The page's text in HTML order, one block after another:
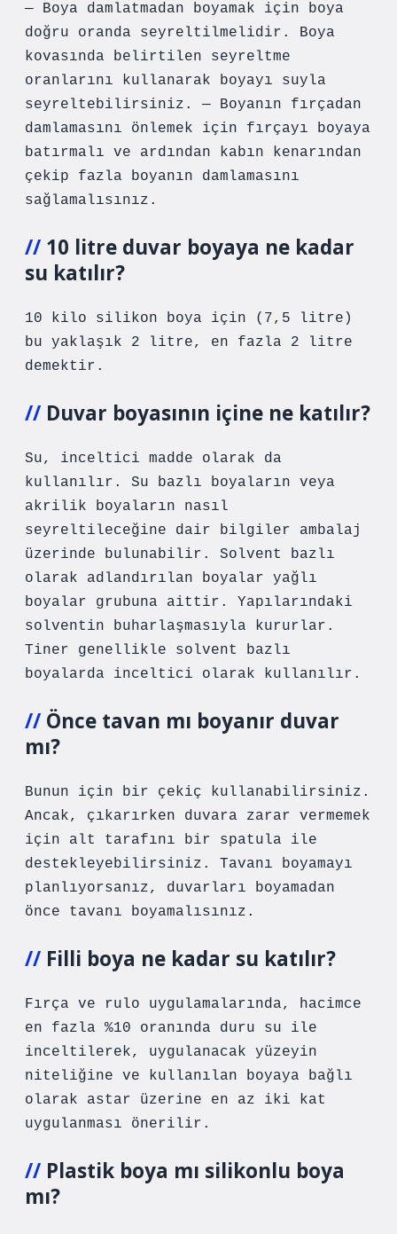
— Boya damlatmadan boyamak için boya
doğru oranda seyreltilmelidir. Boya
kovasında belirtilen seyreltme
oranlarını kullanarak boyayı suyla
seyreltebilirsiniz. — Boyanın fırçadan
damlamasını önlemek için fırçayı boyaya
batırmalı ve ardından kabın kenarından
çekip fazla boyanın damlamasını
sağlamalısınız.
10 litre duvar boyaya ne kadar
su katılır?
10 kilo silikon boya için (7,5 litre)
bu yaklaşık 2 litre, en fazla 2 litre
demektir.
Duvar boyasının içine ne katılır?
Su, inceltici madde olarak da
kullanılır. Su bazlı boyaların veya
akrilik boyaların nasıl
seyreltileceğine dair bilgiler ambalaj
üzerinde bulunabilir. Solvent bazlı
olarak adlandırılan boyalar yağlı
boyalar grubuna aittir. Yapılarındaki
solventin buharlaşmasıyla kururlar.
Tiner genellikle solvent bazlı
boyalarda inceltici olarak kullanılır.
Önce tavan mı boyanır duvar
mı?
Bunun için bir çekiç kullanabilirsiniz.
Ancak, çıkarırken duvara zarar vermemek
için alt tarafını bir spatula ile
destekleyebilirsiniz. Tavanı boyamayı
planlıyorsanız, duvarları boyamadan
önce tavanı boyamalısınız.
Filli boya ne kadar su katılır?
Fırça ve rulo uygulamalarında, hacimce
en fazla %10 oranında duru su ile
inceltilerek, uygulanacak yüzeyin
niteliğine ve kullanılan boyaya bağlı
olarak astar üzerine en az iki kat
uygulanması önerilir.
Plastik boya mı silikonlu boya
mı?